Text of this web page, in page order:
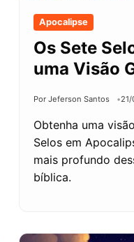
Apocalipse
Os Sete
uma Visão
Por Jeferson Santos
Obtenha uma
Selos em
mais profundo
bíblica.